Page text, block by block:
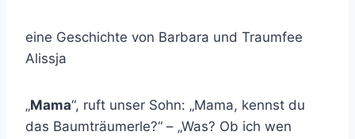
eine Geschichte von Barbara und Traumfee
Alissja
„Mama“, ruft unser Sohn: „Mama, kennst du
das Baumträumerle?“ – „Was? Ob ich wen